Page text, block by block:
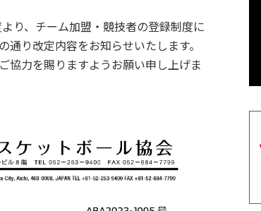
り、チーム加盟・競技者の登録制度に
り改定内容をお知らせいたします。
協力を賜りますようお願い申し上げま